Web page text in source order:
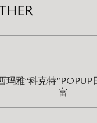
玛雅“科克特”POPUP
富